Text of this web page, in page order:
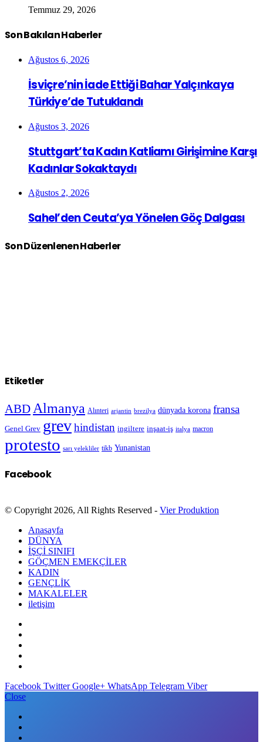
Temmuz 29, 2026
Son Bakılan Haberler
Ağustos 6, 2026
İsviçre’nin İade Ettiği Bahar Yalçınkaya
Türkiye’de Tutuklandı
Ağustos 3, 2026
Stuttgart’ta Kadın Katliamı Girişimine Karşı
Kadınlar Sokaktaydı
Ağustos 2, 2026
Sahel’den Ceuta’ya Yönelen Göç Dalgası
Son Düzenlenen Haberler
Etiketler
ABD Almanya Alınteri arjantin brezilya dünyada korona fransa
Genel Grev grevhindistan ingiltere inşaat-iş italya macron
protesto sarı yelekliler tikb Yunanistan
Facebook
© Copyright 2026, All Rights Reserved - Vier Produktion
Anasayfa
DÜNYA
İŞÇİ SINIFI
GÖÇMEN EMEKÇİLER
KADIN
GENÇLİK
MAKALELER
iletişim
Facebook Twitter Google+ WhatsApp Telegram Viber
Close